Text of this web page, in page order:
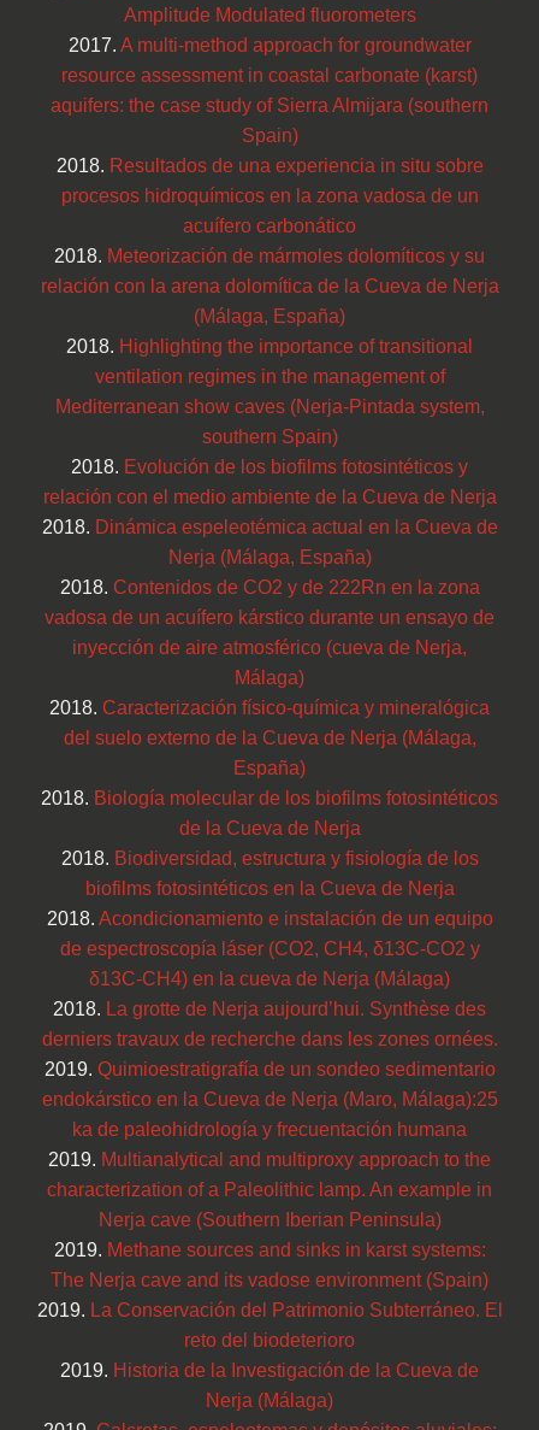
Amplitude Modulated fluorometers
2017. A multi-method approach for groundwater
resource assessment in coastal carbonate (karst)
aquifers: the case study of Sierra Almijara (southern
Spain)
2018. Resultados de una experiencia in situ sobre
procesos hidroquímicos en la zona vadosa de un
acuífero carbonático
2018. Meteorización de mármoles dolomíticos y su
relación con la arena dolomítica de la Cueva de Nerja
(Málaga, España)
2018. Highlighting the importance of transitional
ventilation regimes in the management of
Mediterranean show caves (Nerja-Pintada system,
southern Spain)
2018. Evolución de los biofilms fotosintéticos y
relación con el medio ambiente de la Cueva de Nerja
2018. Dinámica espeleotémica actual en la Cueva de
Nerja (Málaga, España)
2018. Contenidos de CO2 y de 222Rn en la zona
vadosa de un acuífero kárstico durante un ensayo de
inyección de aire atmosférico (cueva de Nerja,
Málaga)
2018. Caracterización físico-química y mineralógica
del suelo externo de la Cueva de Nerja (Málaga,
España)
2018. Biología molecular de los biofilms fotosintéticos
de la Cueva de Nerja
2018. Biodiversidad, estructura y fisiología de los
biofilms fotosintéticos en la Cueva de Nerja
2018. Acondicionamiento e instalación de un equipo
de espectroscopía láser (CO2, CH4, δ13C-CO2 y
δ13C-CH4) en la cueva de Nerja (Málaga)
2018. La grotte de Nerja aujourd’hui. Synthèse des
derniers travaux de recherche dans les zones ornées.
2019. Quimioestratigrafía de un sondeo sedimentario
endokárstico en la Cueva de Nerja (Maro, Málaga):25
ka de paleohidrología y frecuentación humana
2019. Multianalytical and multiproxy approach to the
characterization of a Paleolithic lamp. An example in
Nerja cave (Southern Iberian Peninsula)
2019. Methane sources and sinks in karst systems:
The Nerja cave and its vadose environment (Spain)
2019. La Conservación del Patrimonio Subterráneo. El
reto del biodeterioro
2019. Historia de la Investigación de la Cueva de
Nerja (Málaga)